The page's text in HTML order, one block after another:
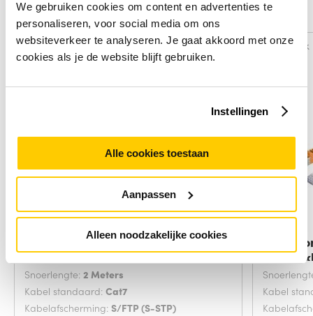
We gebruiken cookies om content en advertenties te
personaliseren, voor social media om ons
websiteverkeer te analyseren. Je gaat akkoord met onze
cookies als je de website blijft gebruiken.
Instellingen
Alle cookies toestaan
Aanpassen
Alleen noodzakelijke cookies
Alternatieven
Vergelijk
Microconnect SFTP702G
netwerkkabel Groen 2
Snoerlengte: 2 Meters
Kabel standaard: Cat7
Kabelafscherming: S/FTP (S-STP)
Vergelijk
Kabel